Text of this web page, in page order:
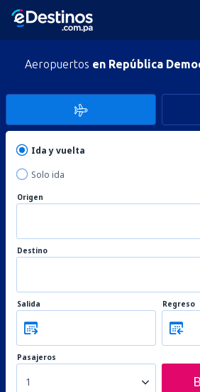
Aeropuertos en República
Ida y vuelta
Solo ida
Origen
Destino
Salida Regreso
Pasajeros
1